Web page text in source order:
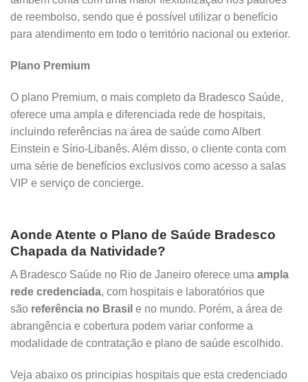
de reembolso, sendo que é possível utilizar o benefício
para atendimento em todo o território nacional ou exterior.
Plano Premium
O plano Premium, o mais completo da Bradesco Saúde,
oferece uma ampla e diferenciada rede de hospitais,
incluindo referências na área de saúde como Albert
Einstein e Sírio-Libanês. Além disso, o cliente conta com
uma série de benefícios exclusivos como acesso a salas
VIP e serviço de concierge.
Aonde Atente o Plano de Saúde Bradesco
Chapada da Natividade?
A Bradesco Saúde no Rio de Janeiro oferece uma ampla
rede credenciada, com hospitais e laboratórios que
são referência no Brasil e no mundo. Porém, a área de
abrangência e cobertura podem variar conforme a
modalidade de contratação e plano de saúde escolhido.
Veja abaixo os principias hospitais que esta credenciado